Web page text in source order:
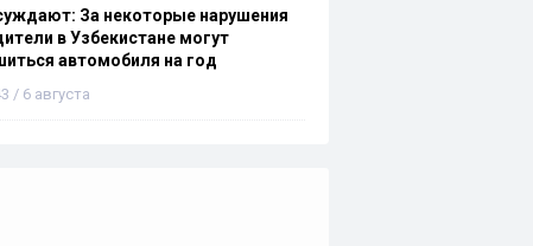
За некоторые нарушения
в Узбекистане могут
автомобиля на год
/ 6 августа